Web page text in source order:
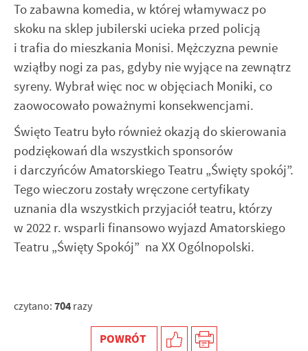
To zabawna komedia, w której włamywacz po
skoku na sklep jubilerski ucieka przed policją
i trafia do mieszkania Monisi. Mężczyzna pewnie
wziąłby nogi za pas, gdyby nie wyjące na zewnątrz
syreny. Wybrał więc noc w objęciach Moniki, co
zaowocowało poważnymi konsekwencjami.
Święto Teatru było również okazją do skierowania
podziękowań dla wszystkich sponsorów
i darczyńców Amatorskiego Teatru „Święty spokój”.
Tego wieczoru zostały wręczone certyfikaty
uznania dla wszystkich przyjaciół teatru, którzy
w 2022 r. wsparli finansowo wyjazd Amatorskiego
Teatru „Święty Spokój” na XX Ogólnopolski.
czytano: 704 razy
POWRÓT
użytkowników. Zgromadzone informacje są przetwarzane w
formie zanonimizowanej. Wyrażenie zgody na analityczne
pliki cookies gwarantuje dostępność wszystkich
Dzięki reklamowym plikom cookies prezentujemy Ci
najciekawsze informacje i aktualności na stronach naszych
Promocyjne pliki cookies służą do prezentowania Ci naszych
komunikatów na podstawie analizy Twoich upodobań oraz
Twoich zwyczajów dotyczących przeglądanej witryny
internetowej. Treści promocyjne mogą pojawić się na
stronach podmiotów trzecich lub firm będących naszymi
partnerami oraz innych dostawców usług. Firmy te działają
w charakterze pośredników prezentujących nasze treści w
postaci wiadomości, ofert, komunikatów mediów
społecznościowych.
Więcej